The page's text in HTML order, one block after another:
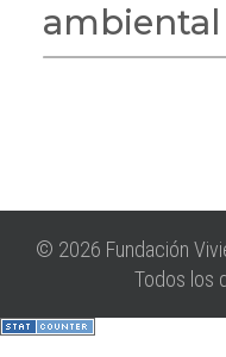
ambiental
© 2026 Fundación
Todos los